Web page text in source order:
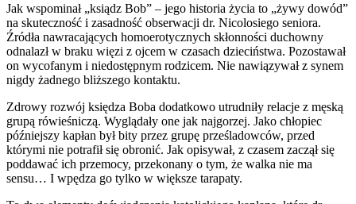
Jak wspominał „ksiądz Bob” – jego historia życia to „żywy dowód”
na skuteczność i zasadność obserwacji dr. Nicolosiego seniora.
Źródła nawracających homoerotycznych skłonności duchowny
odnalazł w braku więzi z ojcem w czasach dzieciństwa. Pozostawał
on wycofanym i niedostępnym rodzicem. Nie nawiązywał z synem
nigdy żadnego bliższego kontaktu.
Zdrowy rozwój księdza Boba dodatkowo utrudniły relacje z męską
grupą rówieśniczą. Wyglądały one jak najgorzej. Jako chłopiec
późniejszy kapłan był bity przez grupę prześladowców, przed
którymi nie potrafił się obronić. Jak opisywał, z czasem zaczął się
poddawać ich przemocy, przekonany o tym, że walka nie ma
sensu… I wpędza go tylko w większe tarapaty.